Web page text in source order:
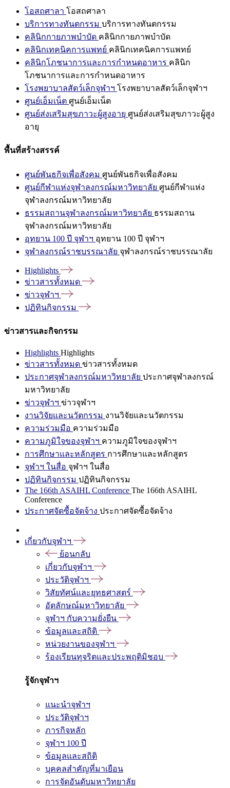
โอสถศาลา โอสถศาลา
บริการทางทันตกรรม บริการทางทันตกรรม
คลินิกกายภาพบำบัด คลินิกกายภาพบำบัด
คลินิกเทคนิคการแพทย์ คลินิกเทคนิคการแพทย์
คลินิกโภชนาการและการกำหนดอาหาร คลินิก
โภชนาการและการกำหนดอาหาร
โรงพยาบาลสัตว์เล็กจุฬาฯ โรงพยาบาลสัตว์เล็กจุฬาฯ
ศูนย์เอ็มเน็ต ศูนย์เอ็มเน็ต
ศูนย์ส่งเสริมสุขภาวะผู้สูงอายุ ศูนย์ส่งเสริมสุขภาวะผู้สูง
อายุ
พื้นที่สร้างสรรค์
ศูนย์พันธกิจเพื่อสังคม ศูนย์พันธกิจเพื่อสังคม
ศูนย์กีฬาแห่งจุฬาลงกรณ์มหาวิทยาลัย ศูนย์กีฬาแห่ง
จุฬาลงกรณ์มหาวิทยาลัย
ธรรมสถานจุฬาลงกรณ์มหาวิทยาลัย ธรรมสถาน
จุฬาลงกรณ์มหาวิทยาลัย
อุทยาน 100 ปี จุฬาฯ อุทยาน 100 ปี จุฬาฯ
จุฬาลงกรณ์ราชบรรณาลัย จุฬาลงกรณ์ราชบรรณาลัย
Highlights
ข่าวสารทั้งหมด
ข่าวจุฬาฯ
ปฏิทินกิจกรรม
ข่าวสารและกิจกรรม
Highlights Highlights
ข่าวสารทั้งหมด ข่าวสารทั้งหมด
ประกาศจุฬาลงกรณ์มหาวิทยาลัย ประกาศจุฬาลงกรณ์
มหาวิทยาลัย
ข่าวจุฬาฯ ข่าวจุฬาฯ
งานวิจัยและนวัตกรรม งานวิจัยและนวัตกรรม
ความร่วมมือ ความร่วมมือ
ความภูมิใจของจุฬาฯ ความภูมิใจของจุฬาฯ
การศึกษาและหลักสูตร การศึกษาและหลักสูตร
จุฬาฯ ในสื่อ จุฬาฯ ในสื่อ
ปฏิทินกิจกรรม ปฏิทินกิจกรรม
The 166th ASAIHL Conference The 166th ASAIHL
Conference
ประกาศจัดซื้อจัดจ้าง ประกาศจัดซื้อจัดจ้าง
เกี่ยวกับจุฬาฯ
ย้อนกลับ
เกี่ยวกับจุฬาฯ
ประวัติจุฬาฯ
วิสัยทัศน์และยุทธศาสตร์
อัตลักษณ์มหาวิทยาลัย
จุฬาฯ กับความยั่งยืน
ข้อมูลและสถิติ
หน่วยงานของจุฬาฯ
ร้องเรียนทุจริตและประพฤติมิชอบ
รู้จักจุฬาฯ
แนะนำจุฬาฯ
ประวัติจุฬาฯ
ภารกิจหลัก
จุฬาฯ 100 ปี
ข้อมูลและสถิติ
บุคคลสำคัญที่มาเยือน
การจัดอันดับมหาวิทยาลัย